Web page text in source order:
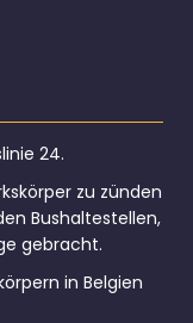
24.
zu zünden
Bushaltestellen,
gebracht.
in Belgien